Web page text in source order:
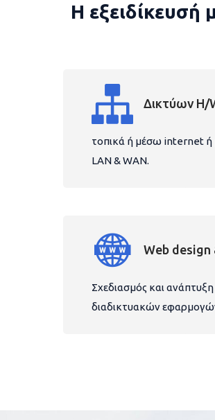
Η εξειδίκευσή
Δικτύων H/
τοπικά ή μέσω internet ή
LAN & WAN.
Web design
Σχεδιασμός και
διαδικτυακών